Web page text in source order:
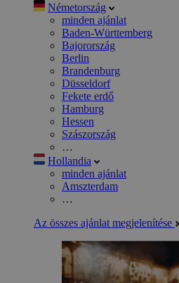
Németország
minden ajánlat
Baden-Württemberg
Bajorország
Berlin
Brandenburg
Düsseldorf
Fekete erdő
Hamburg
Hessen
Szászország
…
Hollandia
minden ajánlat
Amszterdam
…
Az összes ajánlat megjelenítése